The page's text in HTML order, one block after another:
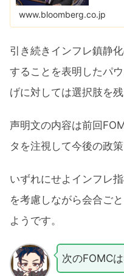
www.bloomberg.co.jp
引き続きインフレ鎮静
することを表明したパ
げに対しては選択肢を残
声明文の内容は前回
タを注視して今後の政
いずれにせよインフレ
を考慮しながら会合ご
ようです。
次のFOMC